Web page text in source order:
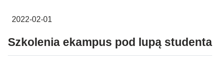
2022-02-01
Szkolenia ekampus pod lupą studenta